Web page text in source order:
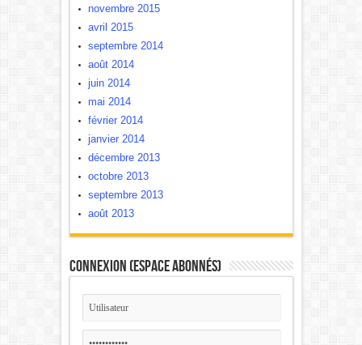
novembre 2015
avril 2015
septembre 2014
août 2014
juin 2014
mai 2014
février 2014
janvier 2014
décembre 2013
octobre 2013
septembre 2013
août 2013
Connexion (Espace Abonnés)